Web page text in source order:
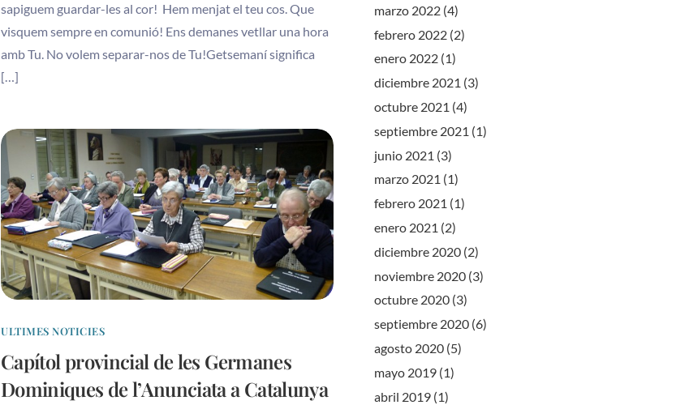
sapiguem guardar-les al cor! Hem menjat el teu cos. Que
visquem sempre en comunió! Ens demanes vetllar una hora
amb Tu. No volem separar-nos de Tu!Getsemaní significa
[…]
ULTIMES NOTICIES
Capítol provincial de les Germanes
Dominiques de l’Anunciata a Catalunya
marzo 2022 (4)
febrero 2022 (2)
enero 2022 (1)
diciembre 2021 (3)
octubre 2021 (4)
septiembre 2021 (1)
junio 2021 (3)
marzo 2021 (1)
febrero 2021 (1)
enero 2021 (2)
diciembre 2020 (2)
noviembre 2020 (3)
octubre 2020 (3)
septiembre 2020 (6)
agosto 2020 (5)
mayo 2019 (1)
abril 2019 (1)